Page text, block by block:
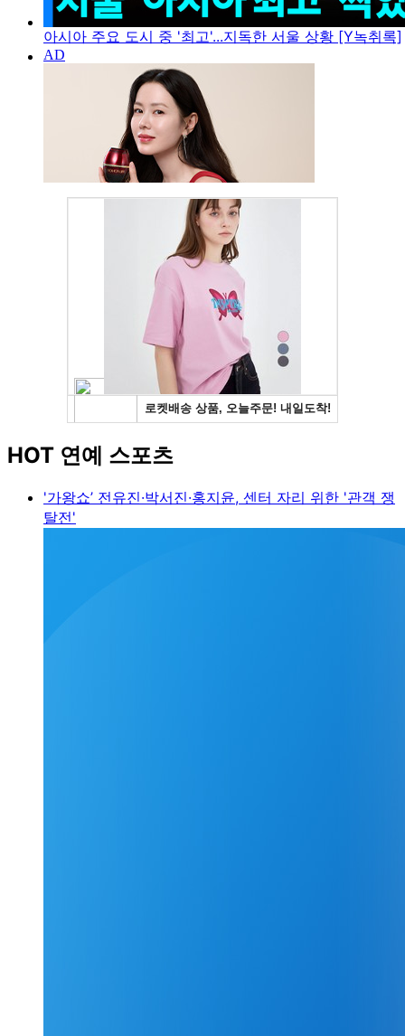
아시아 주요 도시 중 '최고'...지독한 서울 상황 [Y녹취록]
HOT 연예 스포츠
'가왕쇼’ 전유진·박서진·홍지윤, 센터 자리 위한 '관객 쟁
탈전'